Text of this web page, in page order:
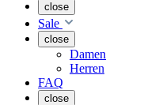
close
Sale
close
Damen
Herren
FAQ
close